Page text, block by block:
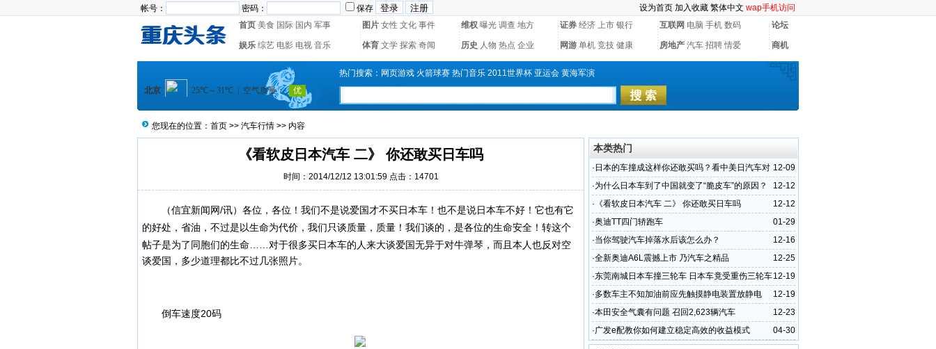
帐号： 密码： 保存 设为首页 加入收藏 繁体中文 wap手机访问
首页 美食 国际 国内 军事 图片 女性 文化 事件 维权 曝光 调查 地方 证券 经济 上市 银行 互联网 电脑 手机 数码 论坛
娱乐 综艺 电影 电视 音乐 体育 文学 探索 奇闻 历史 人物 热点 企业 网游 单机 竞技 健康 房地产 汽车 招聘 情爱 商机
热门搜索： 网页游戏 火箭球赛 热门音乐 2011世界杯 亚运会 黄海军演
您现在的位置： 首页 >> 汽车行情 >> 内容
《看软皮日本汽车 二》 你还敢买日车吗
时间：2014/12/12 13:01:59 点击：14701
（信宜新闻网/讯）各位，各位！我们不是说爱国才不买日本车！也不是说日本车不好！它也有它
的好处，省油，不过是以生命为代价，我们只谈质量，质量！我们谈的，是各位的生命安全！转这个
帖子是为了同胞们的生命…… 对于很多买日本车的人来大谈爱国无异于对牛弹琴，而且本人也反对空
谈爱国，多少道理都比不过几张照片。
倒车速度20码
本类热门
12-09
· 日本的车撞成这样你还敢买吗？看中美日汽车对
比
12-12
·为什么日本车到了中国就变了“脆皮车”的原因？
12-12
· 《看软皮日本汽车 二》 你还敢买日车吗
01-29
·奥迪TT四门轿跑车
12-16
·当你驾驶汽车掉落水后该怎么办？
12-25
·全新奥迪A6L震撼上市 乃汽车之精品
12-19
·东莞南城日本车撞三轮车 日本车竟受重伤三轮车
受轻伤
12-19
·多数车主不知加油前应先触摸静电装置放静电
12-23
·本田安全气囊有问题 召回2,623辆汽车
04-30
·广发e配教你如何建立稳定高效的收益模式